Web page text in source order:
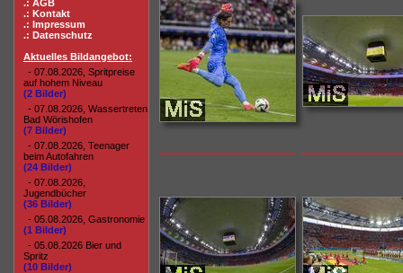
.: AGB
.: Kontakt
.: Impressum
.: Datenschutz
Aktuelles Bildangebot:
- 07.08.2026, Spritpreise
auf hohem Niveau
(2 Bilder)
- 07.08.2026, Wassertreten
Bad Wörishofen
(7 Bilder)
- 07.08.2026, Teenager
beim Autofahren
(24 Bilder)
- 07.08.2026,
Jugendbücher
(36 Bilder)
- 05.08.2026, Gastronomie
(1 Bilder)
- 05.08.2026 Bier und
Spritz
(10 Bilder)